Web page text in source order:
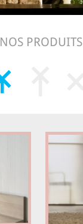
NOS PRODUITS